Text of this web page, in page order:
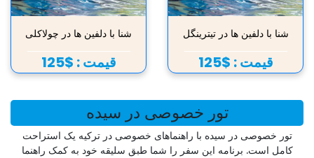
شنا با دلفین ها در تیترینگل
قیمت : $125
شنا با دلفین ها در چولاکلی
قیمت : $125
تور خصوصی در سیده
تور خصوصی در سیده با راهنماهای خصوصی در ترکیه یک استراحت
کامل است. برنامه این سفر را شما طبق سلیقه خود به کمک راهنما